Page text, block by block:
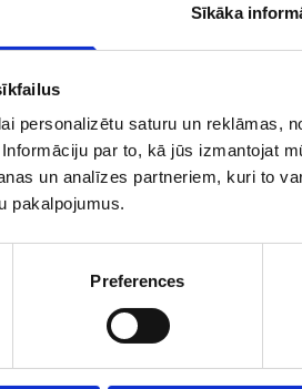
Sīkāka
personalizētu saturu un reklāmas,
par to, kā jūs izmantojat
un analīzes partneriem, kuri to
pakalpojumus.
Preferences